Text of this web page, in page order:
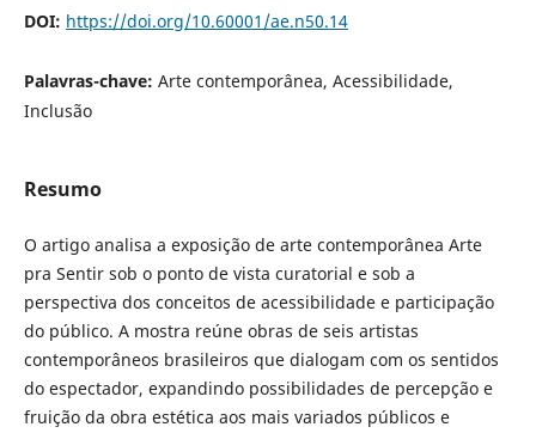
DOI: https://doi.org/10.60001/ae.n50.14
Palavras-chave: Arte contemporânea, Acessibilidade,
Inclusão
Resumo
O artigo analisa a exposição de arte contemporânea Arte
pra Sentir sob o ponto de vista curatorial e sob a
perspectiva dos conceitos de acessibilidade e participação
do público. A mostra reúne obras de seis artistas
contemporâneos brasileiros que dialogam com os sentidos
do espectador, expandindo possibilidades de percepção e
fruição da obra estética aos mais variados públicos e